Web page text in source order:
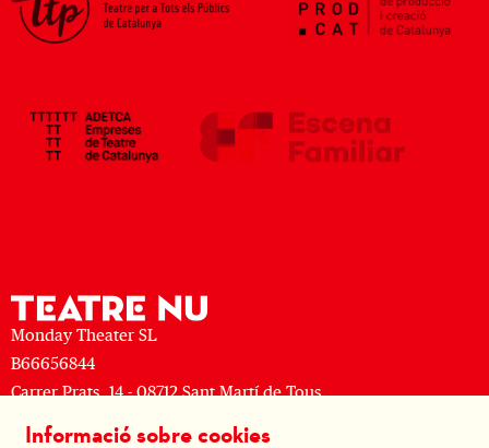
Monday Theater SL
B66656844
Carrer Prats, 14 - 08712 Sant Martí de Tous
M: (+34) 677 519 625 · T: (+34) 93 805 08 63
Informació sobre cookies